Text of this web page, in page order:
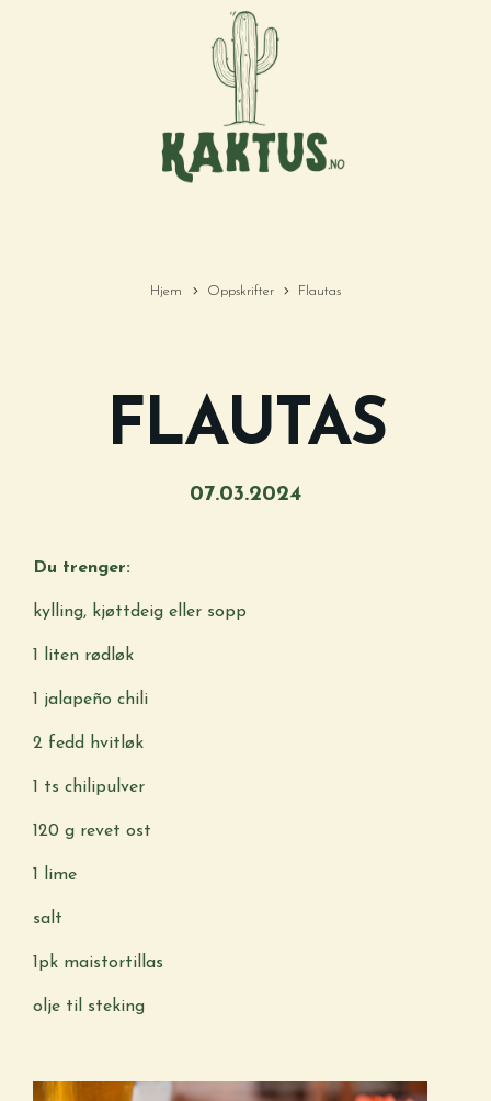
Hjem Oppskrifter Flautas
FLAUTAS
07.03.2024
Du trenger:
kylling, kjøttdeig eller sopp
1 liten rødløk
1 jalapeño chili
2 fedd hvitløk
1 ts chilipulver
120 g revet ost
1 lime
salt
1pk maistortillas
olje til steking